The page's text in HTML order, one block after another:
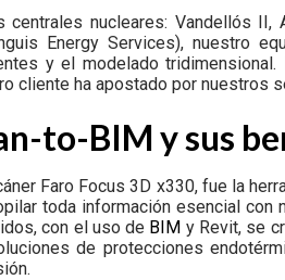
centrales nucleares: Vandellós II,
Energy Services), nuestro
y el modelado
cliente ha apostado por nuestros
to-BIM y sus
Faro Focus 3D x330, fue la
toda información esencial
con el uso de BIM y Revit, se
de protecciones